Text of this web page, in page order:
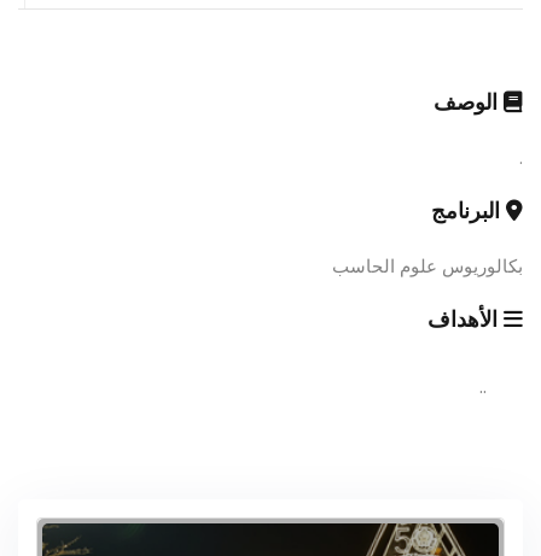
الوصف
.
البرنامج
بكالوريوس علوم الحاسب
الأهداف
..